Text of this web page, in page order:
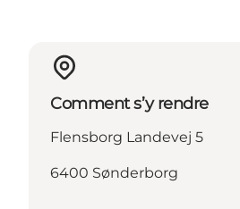
Comment s’y rendre
Flensborg Landevej 5
6400 Sønderborg